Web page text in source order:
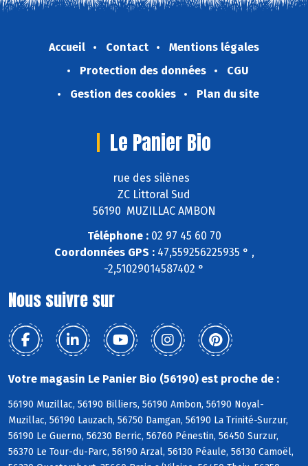
Accueil Contact
Mentions légales
Protection des données
CGU
Gestion des cookies
Plan du site
Le Panier Bio
rue des silènes
ZC Littoral Sud
56190 MUZILLAC AMBON
Téléphone :02 97 45 60 70
Coordonnées GPS :47,559256225935 ° ,
-2,51029014587402 °
Nous suivre sur
Votre magasin Le Panier Bio (56190) est proche de :
56190 Muzillac, 56190 Billiers, 56190 Ambon, 56190 Noyal-
Muzillac, 56190 Lauzach, 56750 Damgan, 56190 La Trinité-Surzur,
56190 Le Guerno, 56230 Berric, 56760 Pénestin, 56450 Surzur,
56370 Le Tour-du-Parc, 56190 Arzal, 56130 Péaule, 56130 Camoël,